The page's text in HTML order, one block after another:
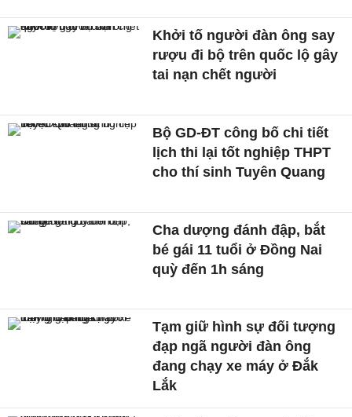
Khởi tố người đàn ông say
rượu đi bộ trên quốc lộ gây
tai nạn chết người
Bộ GD-ĐT công bố chi tiết
lịch thi lại tốt nghiệp THPT
cho thí sinh Tuyên Quang
Cha dượng đánh đập, bắt
bé gái 11 tuổi ở Đồng Nai
quỳ đến 1h sáng
Tạm giữ hình sự đối tượng
đạp ngã người đàn ông
đang chạy xe máy ở Đắk
Lắk